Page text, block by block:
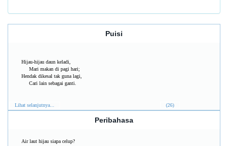
Puisi
Hijau-hijau daun keladi,
Mari makan di pagi hari;
Hendak dikesal tak guna lagi,
Cari lain sebagai ganti.
Lihat selanjutnya... (26)
Peribahasa
Air laut hijau siapa celup?